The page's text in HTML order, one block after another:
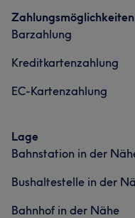
Zahlungsmöglichkeiten
Barzahlung
Kreditkartenzahlung
EC-Kartenzahlung
Lage
Bahnstation in der
Bushaltestelle in der
Bahnhof in der Nähe